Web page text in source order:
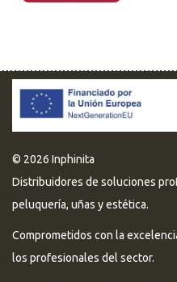
© 2026 Inphinita
Distribuidores de soluciones
peluquería, uñas y estética.
Comprometidos con la
los profesionales del sector.